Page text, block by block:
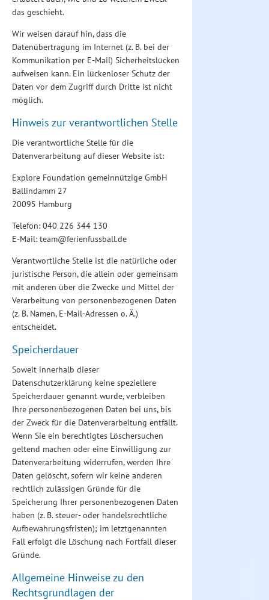
das geschieht.
Wir weisen darauf hin, dass die
Datenübertragung im Internet (z. B. bei der
Kommunikation per E-Mail) Sicherheitslücken
aufweisen kann. Ein lückenloser Schutz der
Daten vor dem Zugriff durch Dritte ist nicht
möglich.
Hinweis zur verantwortlichen Stelle
Die verantwortliche Stelle für die
Datenverarbeitung auf dieser Website ist:
Explore Foundation gemeinnützige GmbH
Ballindamm 27
20095 Hamburg
Telefon: 040 226 344 130
E-Mail: team@ferienfussball.de
Verantwortliche Stelle ist die natürliche oder
juristische Person, die allein oder gemeinsam
mit anderen über die Zwecke und Mittel der
Verarbeitung von personenbezogenen Daten
(z. B. Namen, E-Mail-Adressen o. Ä.)
entscheidet.
Speicherdauer
Soweit innerhalb dieser
Datenschutzerklärung keine speziellere
Speicherdauer genannt wurde, verbleiben
Ihre personenbezogenen Daten bei uns, bis
der Zweck für die Datenverarbeitung entfällt.
Wenn Sie ein berechtigtes Löschersuchen
geltend machen oder eine Einwilligung zur
Datenverarbeitung widerrufen, werden Ihre
Daten gelöscht, sofern wir keine anderen
rechtlich zulässigen Gründe für die
Speicherung Ihrer personenbezogenen Daten
haben (z. B. steuer- oder handelsrechtliche
Aufbewahrungsfristen); im letztgenannten
Fall erfolgt die Löschung nach Fortfall dieser
Gründe.
Allgemeine Hinweise zu den
Rechtsgrundlagen der